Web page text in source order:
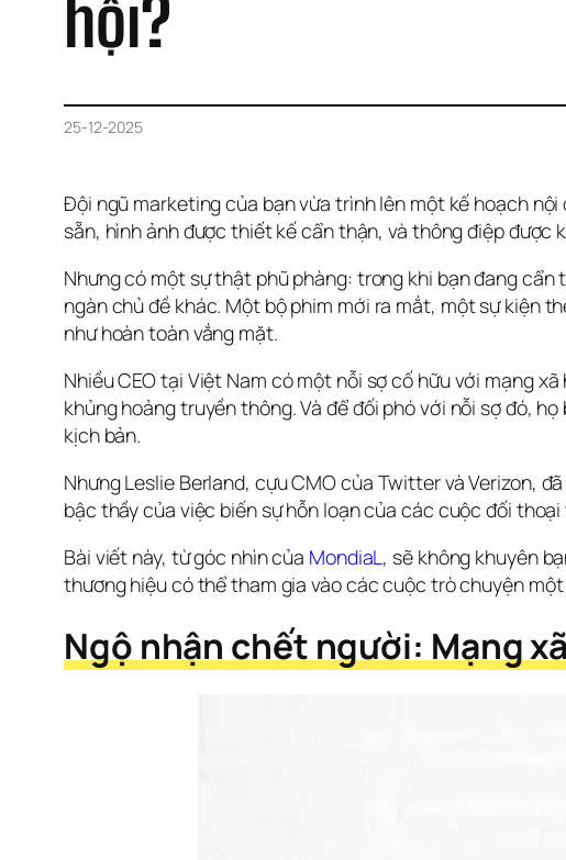
hội?
25-12-2025
Đội ngũ marketing của bạn vừa trình lên một kế hoạch
sẵn, hình ảnh được thiết kế cẩn thận, và thông điệp
Nhưng có một sự thật phũ phàng: trong khi bạn đang
ngàn chủ đề khác. Một bộ phim mới ra mắt, một sự kiện
như hoàn toàn vắng mặt.
Nhiều CEO tại Việt Nam có một nỗi sợ cố hữu với mạng
khủng hoảng truyền thông. Và để đối phó với nỗi sợ đó,
kịch bản.
Nhưng Leslie Berland, cựu CMO của Twitter và Verizon,
bậc thầy của việc biến sự hỗn loạn của các cuộc đối
Bài viết này, từ góc nhìn của MondiaL , sẽ không khuyên
thương hiệu có thể tham gia vào các cuộc trò chuyện
Ngộ nhận chết người: Mạng